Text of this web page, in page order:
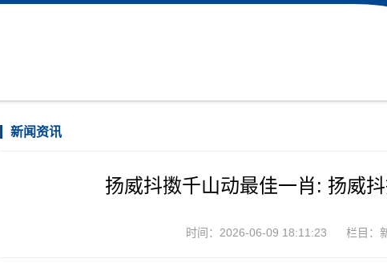
新闻资讯
扬威抖擞千山动最佳一肖: 扬威
时间：2026-06-09 18:11:23 栏目：